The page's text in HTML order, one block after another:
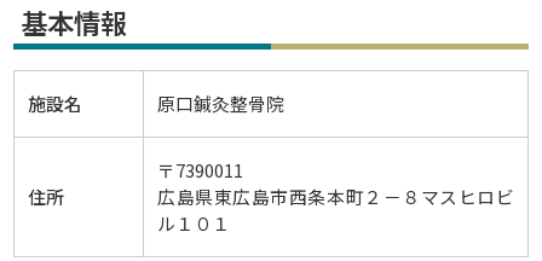
基本情報
施設名 原口鍼灸整骨院
住所
〒7390011
広島県東広島市西条本町２－８マスヒロビ
ル１０１